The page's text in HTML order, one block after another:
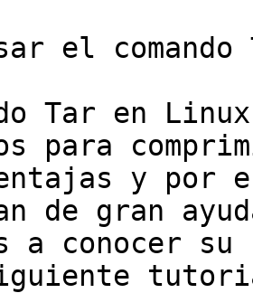
el
Tar en
para
y por
de gran
a conocer su